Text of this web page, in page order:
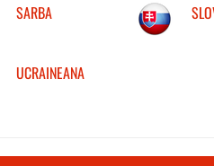
SARBA
UCRAINEANA